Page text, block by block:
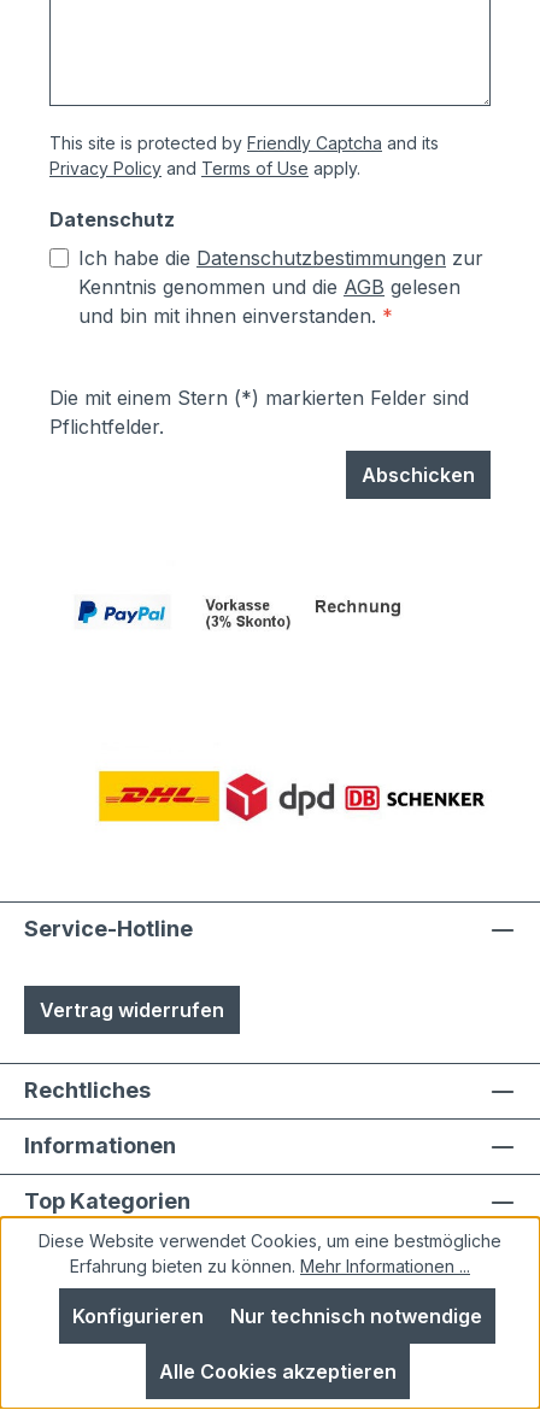
This site is protected by Friendly Captcha and its
Privacy Policy and Terms of Use apply.
Datenschutz
Ich habe die Datenschutzbestimmungen zur
Kenntnis genommen und die AGB gelesen
und bin mit ihnen einverstanden. *
Die mit einem Stern (*) markierten Felder sind
Pflichtfelder.
Abschicken
Service-Hotline
Vertrag widerrufen
Rechtliches
Informationen
Top Kategorien
Alle Preise inkl. gesetzl. Mehrwertsteuer zzgl.
Versandkostenund ggf. Nachnahmegebühren, wenn
nicht anders angegeben.
Diese Website verwendet Cookies, um eine bestmögliche
Erfahrung bieten zu können. Mehr Informationen ...
Nur technisch notwendige
Konfigurieren
Alle Cookies akzeptieren